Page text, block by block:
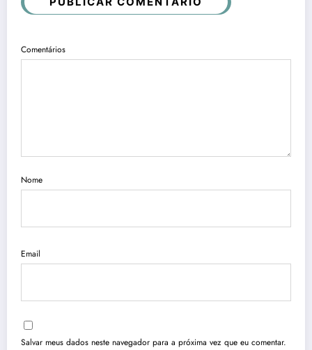
Comentários
Nome
Email
Salvar meus dados neste navegador para a próxima vez que eu comentar.